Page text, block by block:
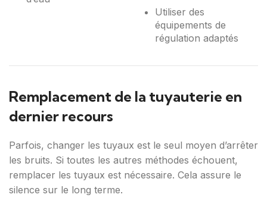
Utiliser des
équipements de
régulation adaptés
Remplacement de la tuyauterie en
dernier recours
Parfois, changer les tuyaux est le seul moyen d’arrêter
les bruits. Si toutes les autres méthodes échouent,
remplacer les tuyaux est nécessaire. Cela assure le
silence sur le long terme.